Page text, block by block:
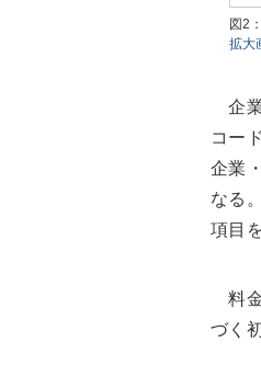
図2
拡大
企業
コー
企業
なる
項目
料金
づく